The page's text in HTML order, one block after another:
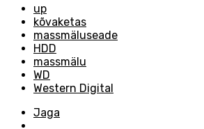
with
up
kõvaketas
massmäluseade
HDD
massmälu
WD
Western Digital
Jaga